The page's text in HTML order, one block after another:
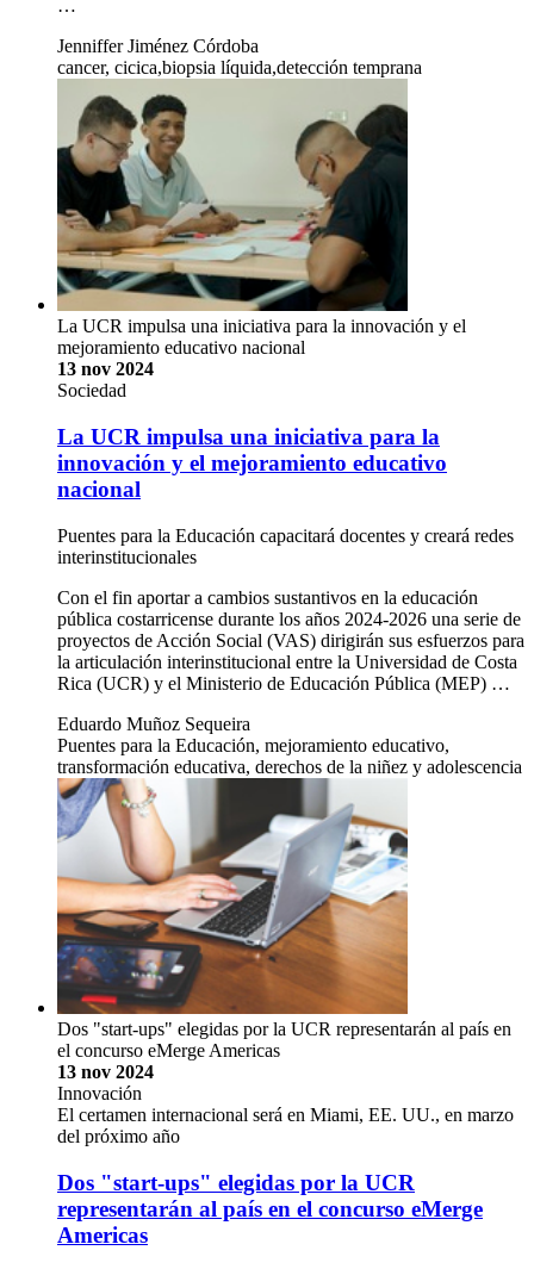
…
Jenniffer Jiménez Córdoba
cancer, cicica,biopsia líquida,detección temprana
La UCR impulsa una iniciativa para la innovación y el
mejoramiento educativo nacional
13 nov 2024
Sociedad
La UCR impulsa una iniciativa para la
innovación y el mejoramiento educativo
nacional
Puentes para la Educación capacitará docentes y creará redes
interinstitucionales
Con el fin aportar a cambios sustantivos en la educación
pública costarricense durante los años 2024-2026 una serie de
proyectos de Acción Social (VAS) dirigirán sus esfuerzos para
la articulación interinstitucional entre la Universidad de Costa
Rica (UCR) y el Ministerio de Educación Pública (MEP) …
Eduardo Muñoz Sequeira
Puentes para la Educación, mejoramiento educativo,
transformación educativa, derechos de la niñez y adolescencia
Dos "start-ups" elegidas por la UCR representarán al país en
el concurso eMerge Americas
13 nov 2024
Innovación
El certamen internacional será en Miami, EE. UU., en marzo
del próximo año
Dos "start-ups" elegidas por la UCR
representarán al país en el concurso eMerge
Americas